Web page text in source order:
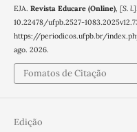
EJA. Revista Educare (Online), [S. l.]
10.22478/ufpb.2527-
https://periodicos.ufpb.br/
ago. 2026.
Fomatos de Citação
Edição